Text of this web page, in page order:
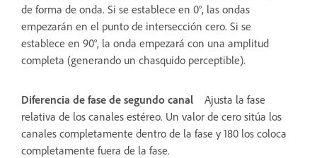
de forma de onda. Si se establece en 0°, las ondas
empezarán en el punto de intersección cero. Si se
establece en 90°, la onda empezará con una amplitud
completa (generando un chasquido perceptible).
Diferencia de fase de segundo canal
Ajusta la fase
relativa de los canales estéreo. Un valor de cero sitúa los
canales completamente dentro de la fase y 180 los coloca
completamente fuera de la fase.